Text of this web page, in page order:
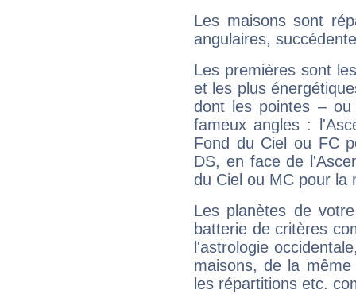
Les maisons sont
angulaires,
Les premières sont
et les plus
dont les pointes –
fameux angles :
Fond du Ciel ou FC
DS, en face de
du Ciel ou MC pour la
Les planètes de
batterie de critères
l'astrologie
maisons, de la
les répartitions etc.